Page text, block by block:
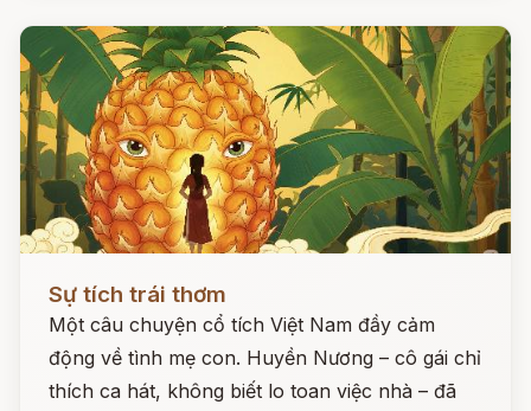
Sự tích trái thơm
Một câu chuyện cổ tích Việt Nam đầy cảm
động về tình mẹ con. Huyền Nương – cô gái chỉ
thích ca hát, không biết lo toan việc nhà – đã